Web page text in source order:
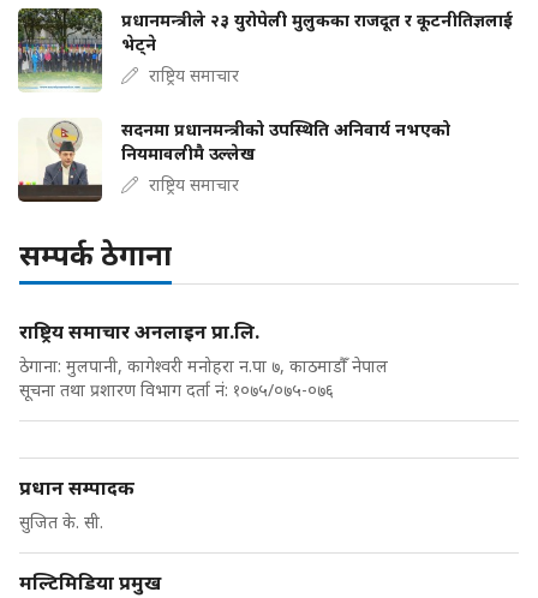
प्रधानमन्त्रीले २३ युरोपेली मुलुकका राजदूत र कूटनीतिज्ञलाई
भेट्ने
राष्ट्रिय समाचार
सदनमा प्रधानमन्त्रीको उपस्थिति अनिवार्य नभएको
नियमावलीमै उल्लेख
राष्ट्रिय समाचार
सम्पर्क ठेगाना
राष्ट्रिय समाचार अनलाइन प्रा.लि.
ठेगाना: मुलपानी, कागेश्वरी मनोहरा न.पा ७, काठमाडौँ नेपाल
सूचना तथा प्रशारण विभाग दर्ता नं: १०७५/०७५-०७६
प्रधान सम्पादक
सुजित के. सी.
मल्टिमिडिया प्रमुख